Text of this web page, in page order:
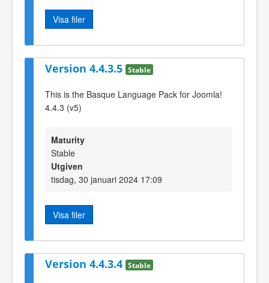
Visa filer
Version 4.4.3.5 Stable
This is the Basque Language Pack for Joomla!
4.4.3 (v5)
Maturity
Stable
Utgiven
tisdag, 30 januari 2024 17:09
Visa filer
Version 4.4.3.4 Stable